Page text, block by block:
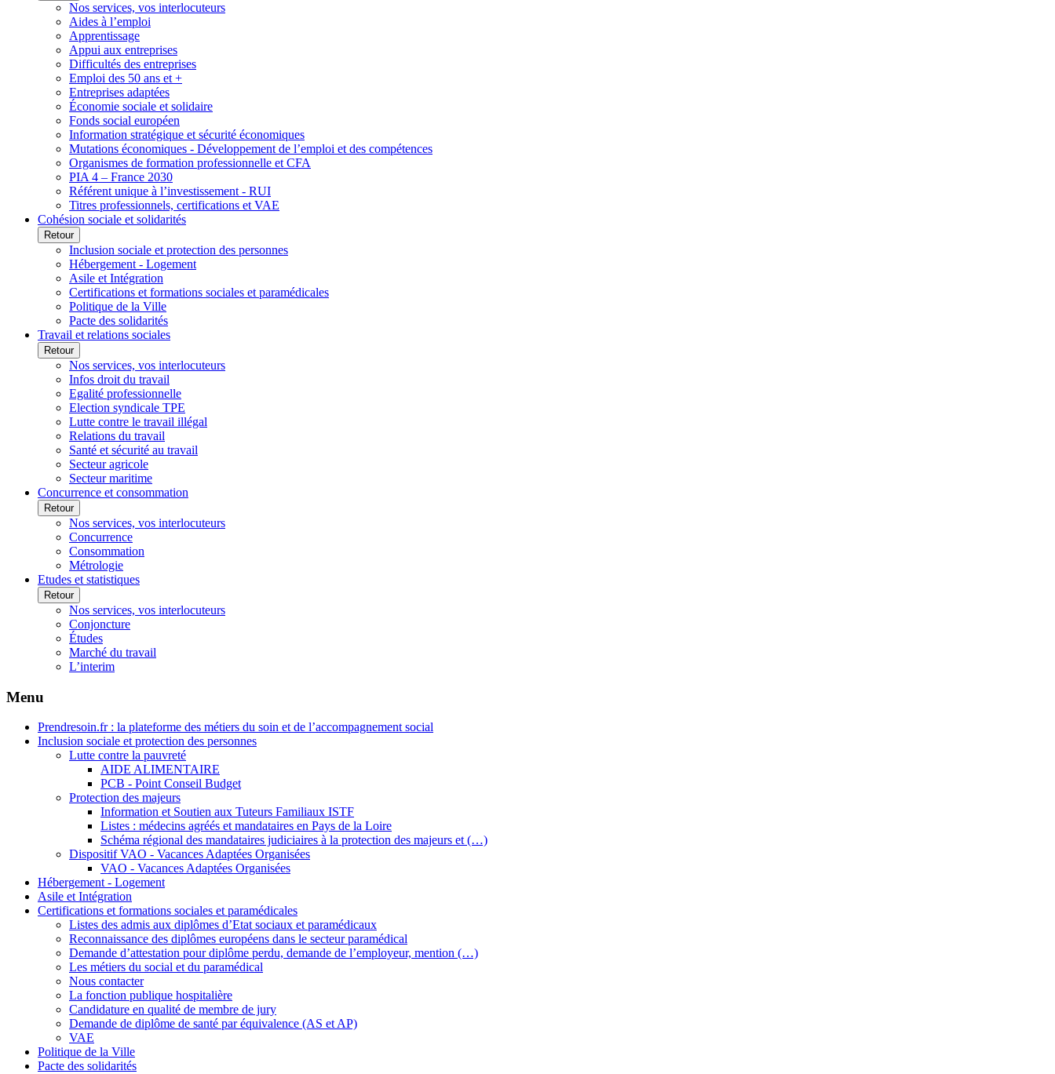
Nos services, vos interlocuteurs
Aides à l’emploi
Apprentissage
Appui aux entreprises
Difficultés des entreprises
Emploi des 50 ans et +
Entreprises adaptées
Économie sociale et solidaire
Fonds social européen
Information stratégique et sécurité économiques
Mutations économiques - Développement de l’emploi et des compétences
Organismes de formation professionnelle et CFA
PIA 4 – France 2030
Référent unique à l’investissement - RUI
Titres professionnels, certifications et VAE
Cohésion sociale et solidarités
Retour
Inclusion sociale et protection des personnes
Hébergement - Logement
Asile et Intégration
Certifications et formations sociales et paramédicales
Politique de la Ville
Pacte des solidarités
Travail et relations sociales
Retour
Nos services, vos interlocuteurs
Infos droit du travail
Egalité professionnelle
Election syndicale TPE
Lutte contre le travail illégal
Relations du travail
Santé et sécurité au travail
Secteur agricole
Secteur maritime
Concurrence et consommation
Retour
Nos services, vos interlocuteurs
Concurrence
Consommation
Métrologie
Etudes et statistiques
Retour
Nos services, vos interlocuteurs
Conjoncture
Études
Marché du travail
L’interim
Menu
Prendresoin.fr : la plateforme des métiers du soin et de l’accompagnement social
Inclusion sociale et protection des personnes
Lutte contre la pauvreté
AIDE ALIMENTAIRE
PCB - Point Conseil Budget
Protection des majeurs
Information et Soutien aux Tuteurs Familiaux ISTF
Listes : médecins agréés et mandataires en Pays de la Loire
Schéma régional des mandataires judiciaires à la protection des majeurs et (…)
Dispositif VAO - Vacances Adaptées Organisées
VAO - Vacances Adaptées Organisées
Hébergement - Logement
Asile et Intégration
Certifications et formations sociales et paramédicales
Listes des admis aux diplômes d’Etat sociaux et paramédicaux
Reconnaissance des diplômes européens dans le secteur paramédical
Demande d’attestation pour diplôme perdu, demande de l’employeur, mention (…)
Les métiers du social et du paramédical
Nous contacter
La fonction publique hospitalière
Candidature en qualité de membre de jury
Demande de diplôme de santé par équivalence (AS et AP)
VAE
Politique de la Ville
Pacte des solidarités